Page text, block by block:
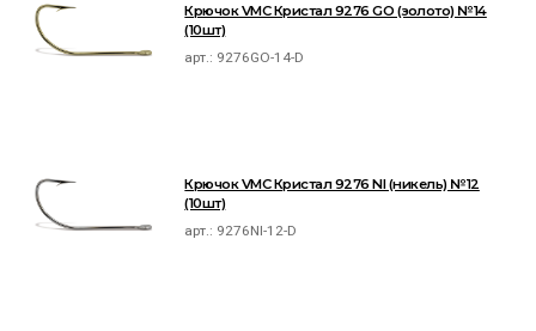
Крючок VMC Кристал 9276 GO (золото) №14
(10шт)
арт.: 9276GO-14-D
Крючок VMC Кристал 9276 NI (никель) №12
(10шт)
арт.: 9276NI-12-D